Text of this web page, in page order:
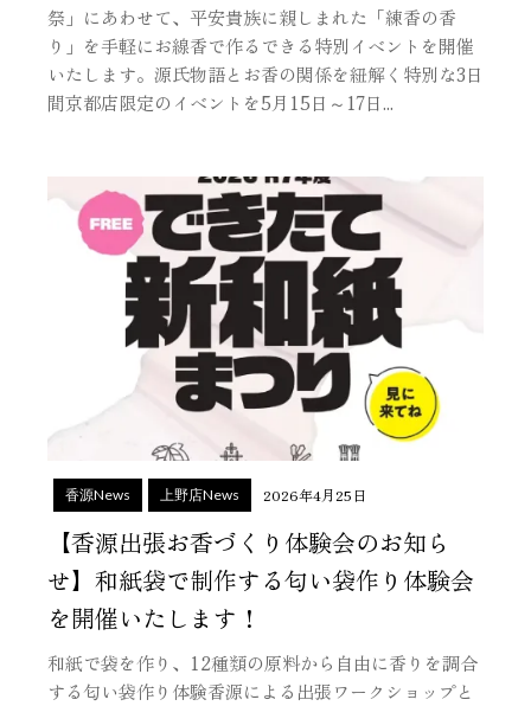
祭」にあわせて、平安貴族に親しまれた「練香の香
り」を手軽にお線香で作るできる特別イベントを開催
いたします。源氏物語とお香の関係を紐解く特別な3日
間京都店限定のイベントを5月15日～17日...
2026年4月25日
香源News 上野店News
【香源出張お香づくり体験会のお知ら
せ】和紙袋で制作する匂い袋作り体験会
を開催いたします！
和紙で袋を作り、12種類の原料から自由に香りを調合
する匂い袋作り体験香源による出張ワークショップと